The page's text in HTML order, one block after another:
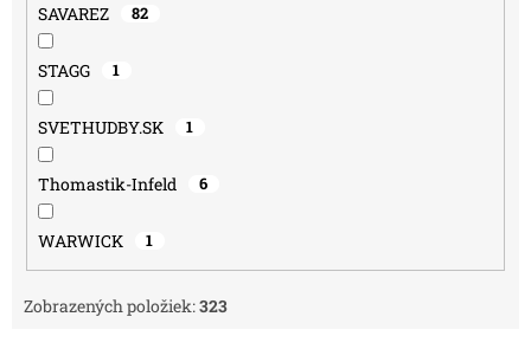
SAVAREZ 82
STAGG 1
SVETHUDBY.SK 1
Thomastik-Infeld 6
WARWICK 1
Zobrazených položiek:323